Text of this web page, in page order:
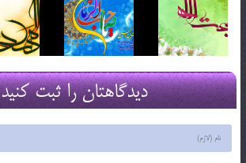
دیدگاهتان را ثبت کنید